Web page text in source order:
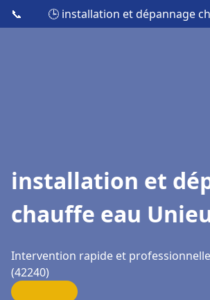
📞 🕒 installation et dépannage
installation et
chauffe eau
Intervention rapide et
(42240)